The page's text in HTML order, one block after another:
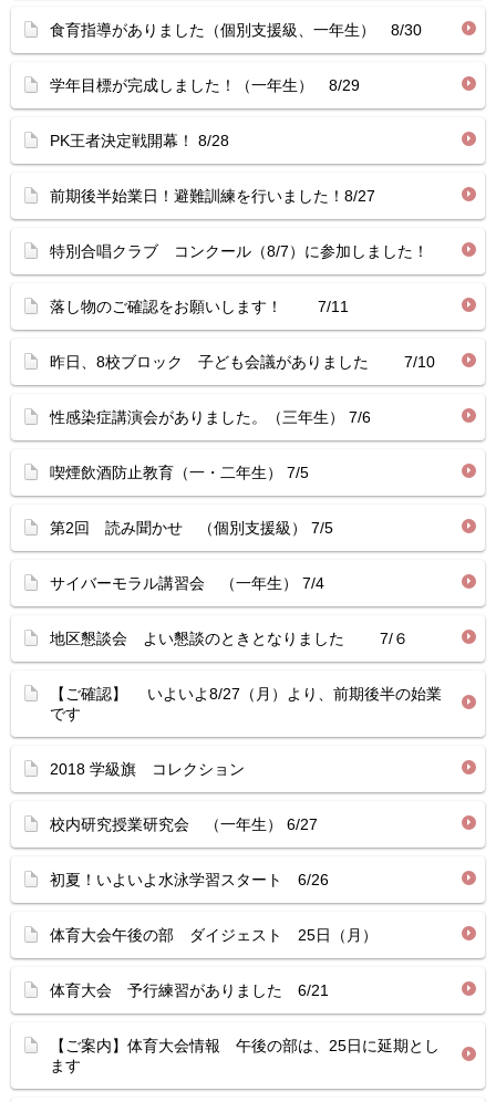
食育指導がありました（個別支援級、一年生） 8/30
学年目標が完成しました！（一年生） 8/29
PK王者決定戦開幕！ 8/28
前期後半始業日！避難訓練を行いました！8/27
特別合唱クラブ コンクール（8/7）に参加しました！
落し物のご確認をお願いします！ 7/11
昨日、8校ブロック 子ども会議がありました 7/10
性感染症講演会がありました。（三年生） 7/6
喫煙飲酒防止教育（一・二年生） 7/5
第2回 読み聞かせ （個別支援級） 7/5
サイバーモラル講習会 （一年生） 7/4
地区懇談会 よい懇談のときとなりました 7/６
【ご確認】 いよいよ8/27（月）より、前期後半の始業
です
2018 学級旗 コレクション
校内研究授業研究会 （一年生） 6/27
初夏！いよいよ水泳学習スタート 6/26
体育大会午後の部 ダイジェスト 25日（月）
体育大会 予行練習がありました 6/21
【ご案内】体育大会情報 午後の部は、25日に延期とし
ます